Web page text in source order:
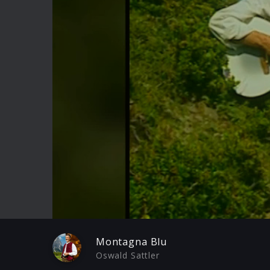
Play
Montagna Blu
Oswald Sattler